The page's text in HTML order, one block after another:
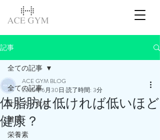
記事
全ての記事
オススメ食材
健康
栄養素
全ての記事
体脂肪は低ければ低いほど
健康？
ACE GYM BLOG
2025年6月30日 読了時間: 3分